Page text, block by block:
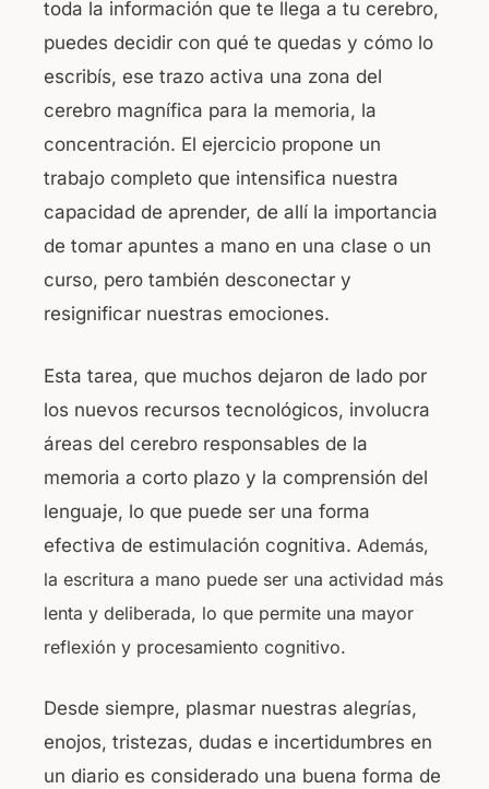
toda la información que te llega a tu cerebro,
puedes decidir con qué te quedas y cómo lo
escribís, ese trazo activa una zona del
cerebro magnífica para la memoria, la
concentración. El ejercicio propone un
trabajo completo que intensifica nuestra
capacidad de aprender, de allí la importancia
de tomar apuntes a mano en una clase o un
curso, pero también desconectar y
resignificar nuestras emociones.
Esta tarea, que muchos dejaron de lado por
los nuevos recursos tecnológicos, involucra
áreas del cerebro responsables de la
memoria a corto plazo y la comprensión del
lenguaje, lo que puede ser una forma
efectiva de estimulación cognitiva. Además,
la escritura a mano puede ser una actividad más
lenta y deliberada, lo que permite una mayor
reflexión y procesamiento cognitivo.
Desde siempre, plasmar nuestras alegrías,
enojos, tristezas, dudas e incertidumbres en
un diario es considerado una buena forma de